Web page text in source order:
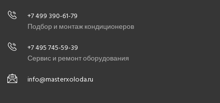
+7 499 390-61-79
Подбор и монтаж кондиционеров
+7 495 745-59-39
Сервис и ремонт оборудования
info@masterxoloda.ru